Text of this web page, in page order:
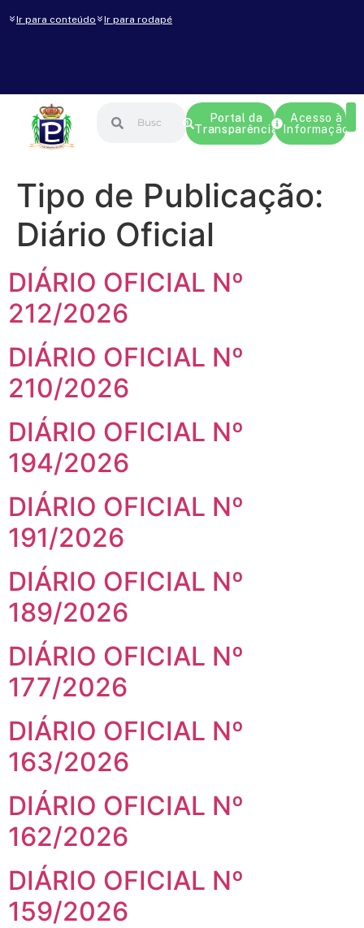
Ir para conteúdo Ir para rodapé
Portal da
Transparência
Acesso à
Informação
Tipo de Publicação:
Diário Oficial
DIÁRIO OFICIAL Nº
212/2026
DIÁRIO OFICIAL Nº
210/2026
DIÁRIO OFICIAL Nº
194/2026
DIÁRIO OFICIAL Nº
191/2026
DIÁRIO OFICIAL Nº
189/2026
DIÁRIO OFICIAL Nº
177/2026
DIÁRIO OFICIAL Nº
163/2026
DIÁRIO OFICIAL Nº
162/2026
DIÁRIO OFICIAL Nº
159/2026